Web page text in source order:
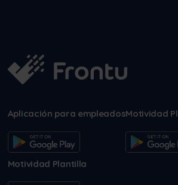
Aplicación para empleadosMotividad
Motividad Plantilla